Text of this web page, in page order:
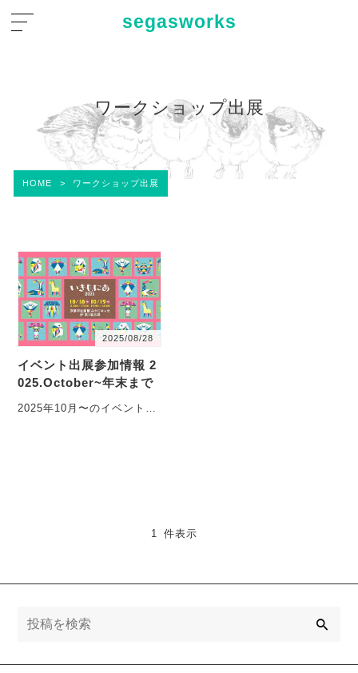
segasworks
ワークショップ出展
HOME > ワークショップ出展
2025/08/28
イベント出展参加情報 2
025.October~年末まで
2025年10月〜のイベント出
1 件表示